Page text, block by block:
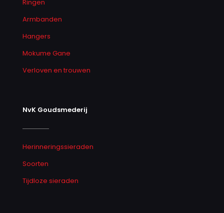
Ringen
Armbanden
Hangers
Mokume Gane
Verloven en trouwen
NvK Goudsmederij
Herinneringssieraden
Soorten
Tijdloze sieraden